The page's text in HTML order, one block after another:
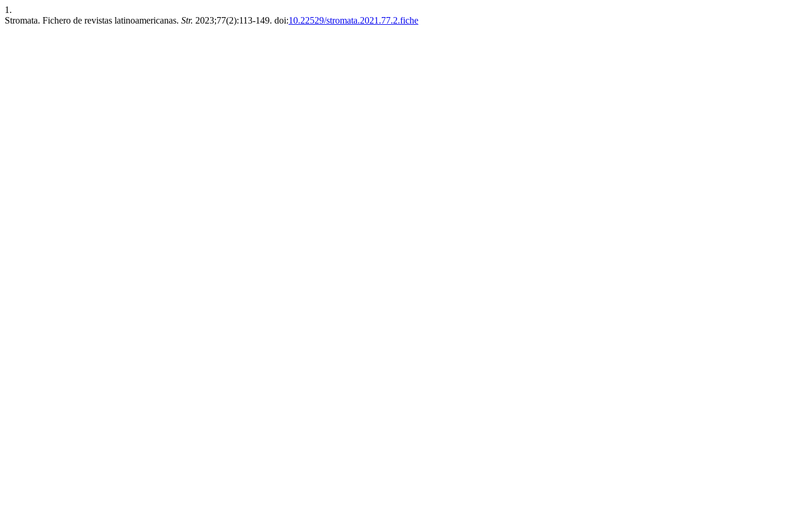
1.
Stromata. Fichero de revistas latinoamericanas. Str. 2023;77(2):113-149. doi:10.22529/stromata.2021.77.2.fiche